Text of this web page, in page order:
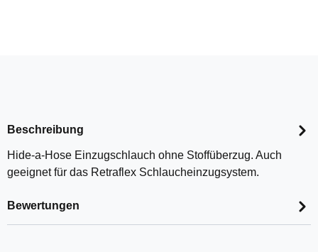
Beschreibung
Hide-a-Hose Einzugschlauch ohne Stoffüberzug. Auch
geeignet für das Retraflex Schlaucheinzugsystem.
Bewertungen